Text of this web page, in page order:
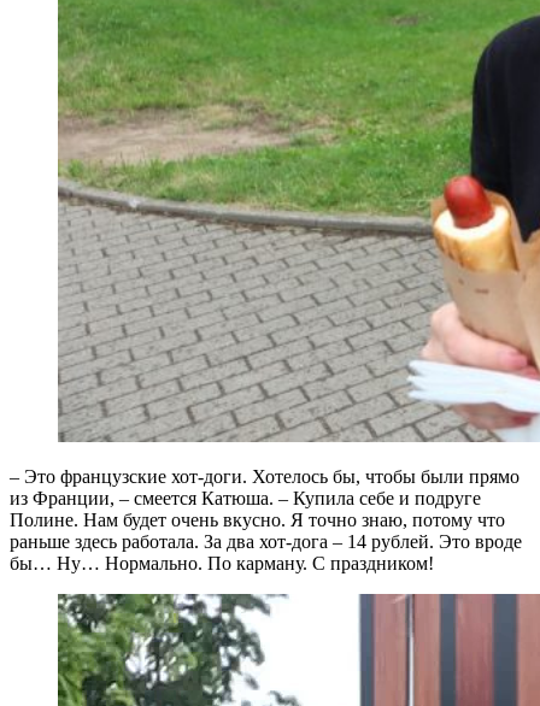
– Это французские хот-доги. Хотелось бы, чтобы были прямо
из Франции, – смеется Катюша. – Купила себе и подруге
Полине. Нам будет очень вкусно. Я точно знаю, потому что
раньше здесь работала. За два хот-дога – 14 рублей. Это вроде
бы… Ну… Нормально. По карману. С праздником!